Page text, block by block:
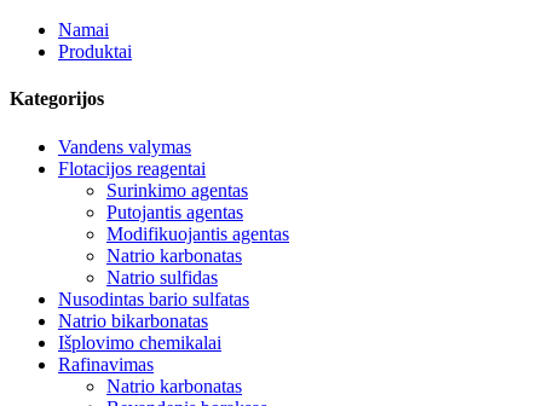
Namai
Produktai
Kategorijos
Vandens valymas
Flotacijos reagentai
Surinkimo agentas
Putojantis agentas
Modifikuojantis agentas
Natrio karbonatas
Natrio sulfidas
Nusodintas bario sulfatas
Natrio bikarbonatas
Išplovimo chemikalai
Rafinavimas
Natrio karbonatas